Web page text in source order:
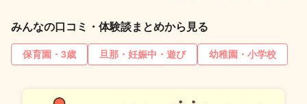
みんなの口コミ・体験談まとめから見る
保育園・3歳 旦那・妊娠中・遊び 幼稚園・小学校